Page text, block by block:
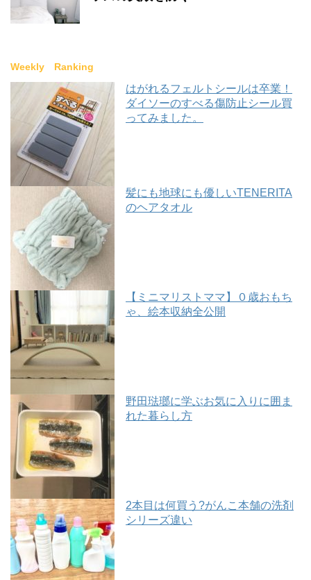
Weekly Ranking
はがれるフェルトシールは卒業！
ダイソーのすべる傷防止シール買
ってみました。
髪にも地球にも優しいTENERITA
のヘアタオル
【ミニマリストママ】０歳おもち
ゃ、絵本収納全公開
野田琺瑯に学ぶお気に入りに囲ま
れた暮らし方
2本目は何買う?がんこ本舗の洗剤
シリーズ違い